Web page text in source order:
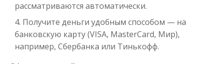
Деньги до зарплаты
рассматриваются автоматически.
Получите деньги удобным способом — на
банковскую карту (VISA, MasterCard, Мир),
например, Сбербанка или Тинькофф.